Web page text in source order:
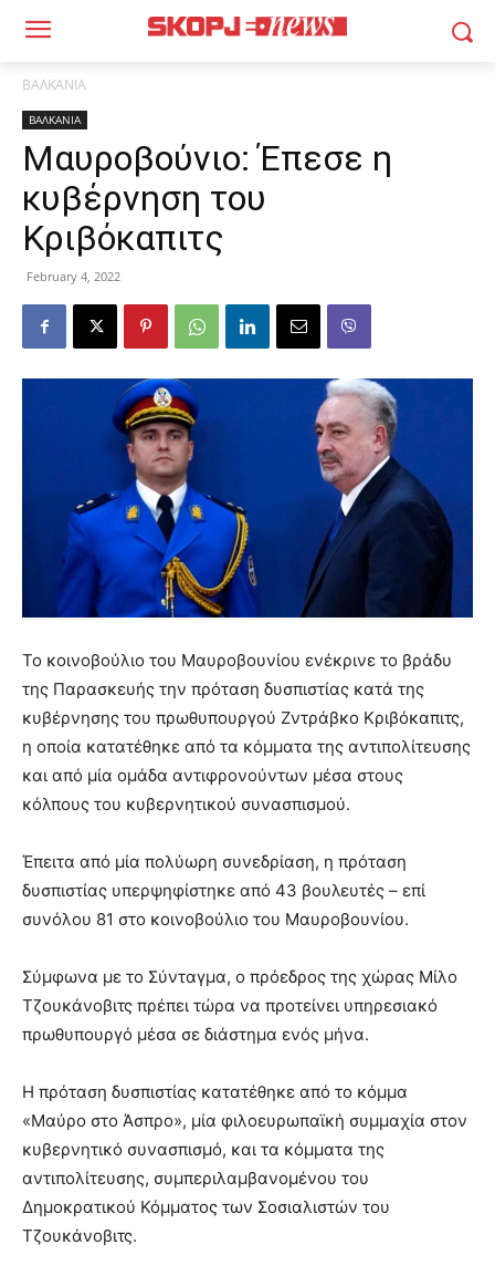
ΒΑΛΚΑΝΙΑ
ΒΑΛΚΑΝΙΑ
Μαυροβούνιο: Έπεσε η
κυβέρνηση του
Κριβόκαπιτς
February 4, 2022
Το κοινοβούλιο του Μαυροβουνίου ενέκρινε το βράδυ
της Παρασκευής την πρόταση δυσπιστίας κατά της
κυβέρνησης του πρωθυπουργού Ζντράβκο Κριβόκαπιτς,
η οποία κατατέθηκε από τα κόμματα της αντιπολίτευσης
και από μία ομάδα αντιφρονούντων μέσα στους
κόλπους του κυβερνητικού συνασπισμού.
Έπειτα από μία πολύωρη συνεδρίαση, η πρόταση
δυσπιστίας υπερψηφίστηκε από 43 βουλευτές – επί
συνόλου 81 στο κοινοβούλιο του Μαυροβουνίου.
Σύμφωνα με το Σύνταγμα, ο πρόεδρος της χώρας Μίλο
Τζουκάνοβιτς πρέπει τώρα να προτείνει υπηρεσιακό
πρωθυπουργό μέσα σε διάστημα ενός μήνα.
Η πρόταση δυσπιστίας κατατέθηκε από το κόμμα
«Μαύρο στο Άσπρο», μία φιλοευρωπαϊκή συμμαχία στον
κυβερνητικό συνασπισμό, και τα κόμματα της
αντιπολίτευσης, συμπεριλαμβανομένου του
Δημοκρατικού Κόμματος των Σοσιαλιστών του
Τζουκάνοβιτς.